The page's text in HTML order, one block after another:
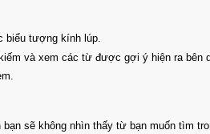
biểu tượng kính lúp.
và xem các từ được gợi ý hiện ra bên
bạn sẽ không nhìn thấy từ bạn muốn tìm